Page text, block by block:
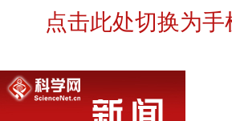
点击此处切换为手